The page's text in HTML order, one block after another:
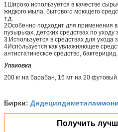
1Широко используется в качестве
жидкого мыла, бытового моющего
т.д.
2Особенно подходит для применения в
пузырьках, детских средствах по уходу
3.Используется в средствах для ухода
4Используется как увлажняющее
антистатическое средство, бактерицид.
Упаковка
200 кг на барабан, 16 мт на 20
Бирки:
Получить